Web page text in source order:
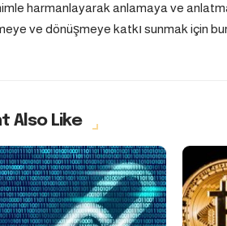
harmanlayarak anlamaya ve
ve dönüşmeye katkı sunmak için
Also Like